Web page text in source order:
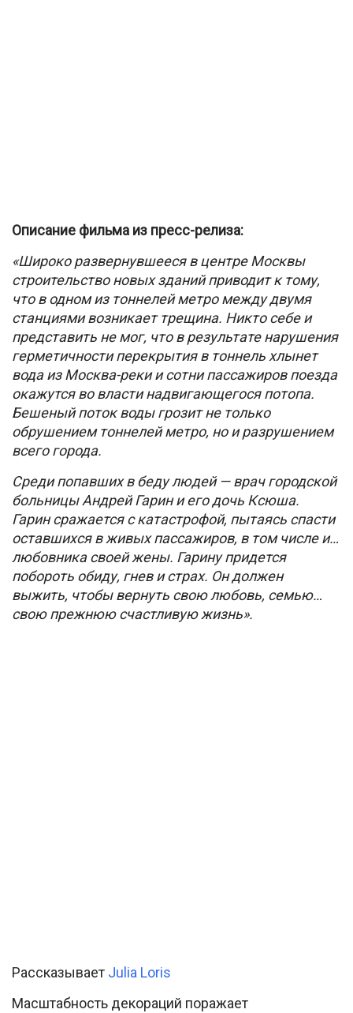
Описание фильма из пресс-релиза:
«Широко развернувшееся в центре Москвы
строительство новых зданий приводит к тому,
что в одном из тоннелей метро между двумя
станциями возникает трещина. Никто себе и
представить не мог, что в результате нарушения
герметичности перекрытия в тоннель хлынет
вода из Москва-реки и сотни пассажиров поезда
окажутся во власти надвигающегося потопа.
Бешеный поток воды грозит не только
обрушением тоннелей метро, но и разрушением
всего города.
Среди попавших в беду людей — врач городской
больницы Андрей Гарин и его дочь Ксюша.
Гарин сражается с катастрофой, пытаясь спасти
оставшихся в живых пассажиров, в том числе и…
любовника своей жены. Гарину придется
побороть обиду, гнев и страх. Он должен
выжить, чтобы вернуть свою любовь, семью…
свою прежнюю счастливую жизнь».
Рассказывает Julia Loris
Масштабность декораций поражает